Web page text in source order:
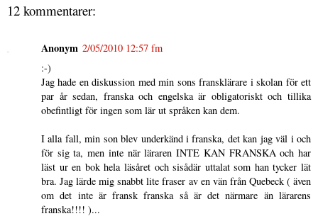
12 kommentarer:
Anonym 2/05/2010 12:57 fm
:-)
Jag hade en diskussion med min sons fransklärare i skolan för ett
par år sedan, franska och engelska är obligatoriskt och tillika
obefintligt för ingen som lär ut språken kan dem.
I alla fall, min son blev underkänd i franska, det kan jag väl i och
för sig ta, men inte när läraren INTE KAN FRANSKA och har
läst ur en bok hela läsåret och sisådär uttalat som han tycker lät
bra. Jag lärde mig snabbt lite fraser av en vän från Quebeck ( även
om det inte är fransk franska så är det närmare än lärarens
franska!!!! )...